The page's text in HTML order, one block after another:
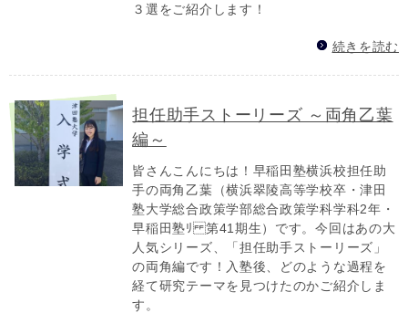
３選をご 紹介します！
続きを読む
担任助手ストーリーズ ～両角乙葉
編～
皆さんこんにちは！早稲田塾横浜校担任助
手の両角乙葉（横浜翠陵高等学校卒・津田
塾大学総合政策学部総合政策学科学科2年・
早稲田塾ﾘ 第41期生）です。今回はあの大
人気シリーズ、「担任助手ストーリーズ」
の両角編です！入塾後、どのような過程を
経て研究テーマを見つけたのかご紹介しま
す。